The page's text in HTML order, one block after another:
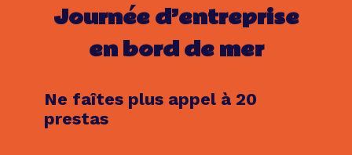
Journée d’entreprise
en bord de mer
Ne faîtes plus appel à 20
prestas